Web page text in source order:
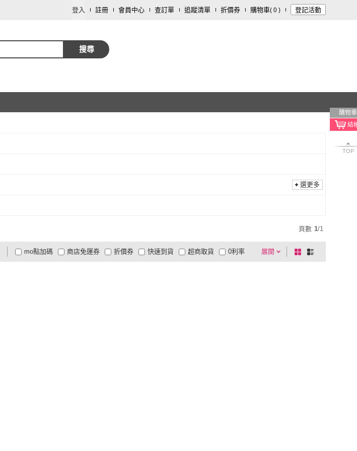
登入 註冊 會員中心 查訂單 追蹤清單 折價券 購物車( 0 ) 登記活動
搜尋
購物車
TOP
選更多
頁數 1/1
展開
折價券
有影片
商品有量 電視購物
mo點加碼 快速到貨 超商取貨
大家電安心配
大家電快配
商店免運券 0利率
棋
盤
列